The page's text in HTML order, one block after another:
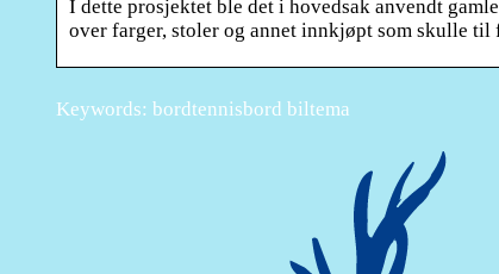
I dette prosjektet ble det i hovedsak anvendt
over farger, stoler og annet innkjøpt som skulle til
Keywords: bordtennisbord biltema